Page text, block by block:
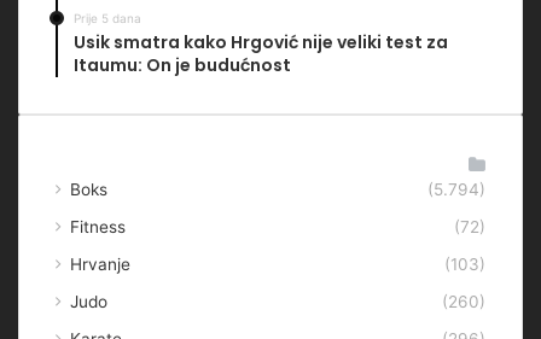
Prije 5 dana
Usik smatra kako Hrgović nije veliki test za
Itaumu: On je budućnost
Boks
(5.794)
Fitness
(72)
Hrvanje
(103)
Judo
(260)